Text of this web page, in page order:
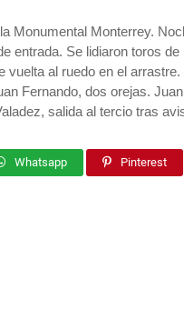
Monumental Monterrey.
entrada. Se lidiaron toros
vuelta al ruedo en el
Fernando, dos orejas.
salida al tercio tras
Whatsapp Pinterest